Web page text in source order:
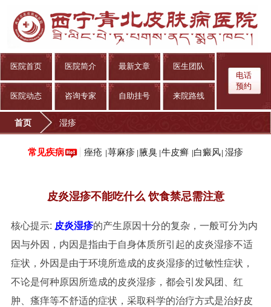
医院首页 医院简介 最新文章 医生团队
医院动态 咨询专家 自助挂号 来院路线
电话
预约
首页 湿疹
常见疾病 痤疮 荨麻疹 腋臭 牛皮癣 白癜风 湿疹
皮炎湿疹不能吃什么 饮食禁忌需注意
核心提示: 皮炎湿疹的产生原因十分的复杂，一般可分为内
因与外因，内因是指由于自身体质所引起的皮炎湿疹不适
症状，外因是由于环境所造成的皮炎湿疹的过敏性症状，
不论是何种原因所造成的皮炎湿疹，都会引发风团、红
肿、瘙痒等不舒适的症状，采取科学的治疗方式是治好皮